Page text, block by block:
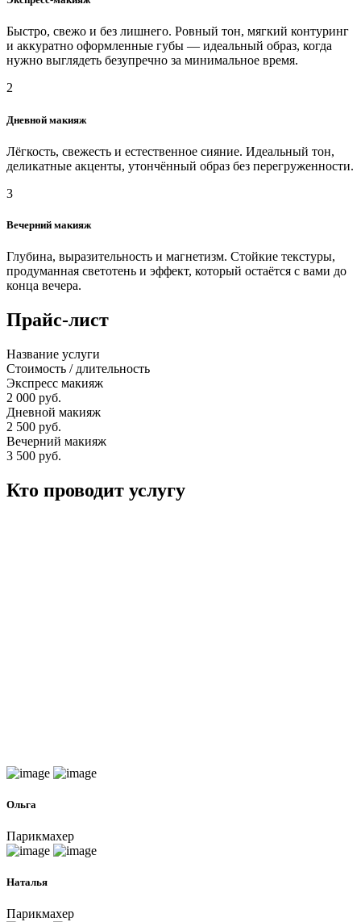
Быстро, свежо и без лишнего. Ровный тон, мягкий контуринг
и аккуратно оформленные губы — идеальный образ, когда
нужно выглядеть безупречно за минимальное время.
2
Дневной макияж
Лёгкость, свежесть и естественное сияние. Идеальный тон,
деликатные акценты, утончённый образ без перегруженности.
3
Вечерний макияж
Глубина, выразительность и магнетизм. Стойкие текстуры,
продуманная светотень и эффект, который остаётся с вами до
конца вечера.
Прайс-лист
Название услуги
Стоимость / длительность
Экспресс макияж
2 000 руб.
Дневной макияж
2 500 руб.
Вечерний макияж
3 500 руб.
Кто проводит услугу
Ольга
Парикмахер
Наталья
Парикмахер